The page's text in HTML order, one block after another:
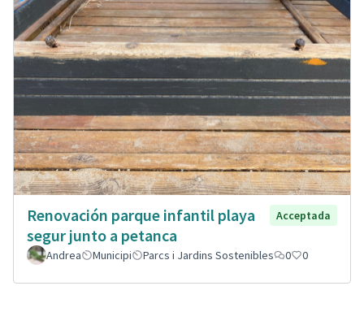
Renovación parque infantil playa
segur junto a petanca
Acceptada
Andrea Municipi Parcs i Jardins Sostenibles 0 0